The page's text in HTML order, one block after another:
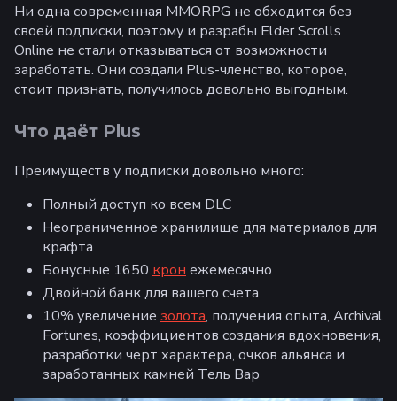
Ни одна современная MMORPG не обходится без
своей подписки, поэтому и разрабы Elder Scrolls
Online не стали отказываться от возможности
заработать. Они создали Plus-членство, которое,
стоит признать, получилось довольно выгодным.
Что даёт Plus
Преимуществ у подписки довольно много:
Полный доступ ко всем DLC
Неограниченное хранилище для материалов для
крафта
Бонусные 1650 крон ежемесячно
Двойной банк для вашего счета
10% увеличение золота, получения опыта, Archival
Fortunes, коэффициентов создания вдохновения,
разработки черт характера, очков альянса и
заработанных камней Тель Вар